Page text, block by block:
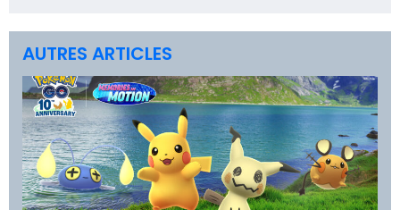
AUTRES ARTICLES